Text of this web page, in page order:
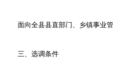
面向全县县直部门、乡镇事业管
三、选调条件